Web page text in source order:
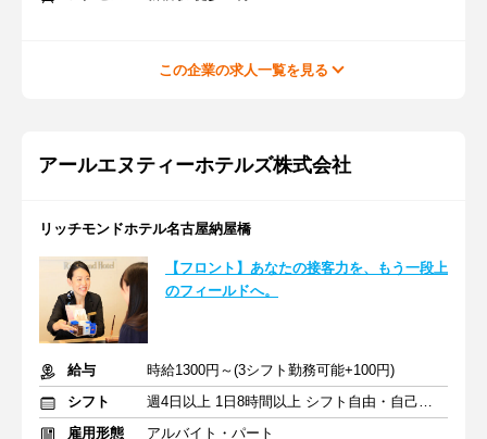
この企業の求人一覧を見る
アールエヌティーホテルズ株式会社
リッチモンドホテル名古屋納屋橋
【フロント】あなたの接客力を、もう一段上
のフィールドへ。
給与
時給1300円～(3シフト勤務可能+100円)
シフト
週4日以上 1日8時間以上 シフト自由・自己申告
雇用形態
アルバイト・パート